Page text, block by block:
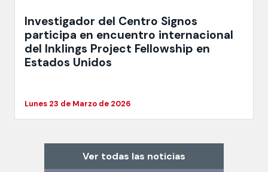
Investigador del Centro Signos
participa en encuentro internacional
del Inklings Project Fellowship en
Estados Unidos
Lunes 23 de Marzo de 2026
Ver todas las noticias